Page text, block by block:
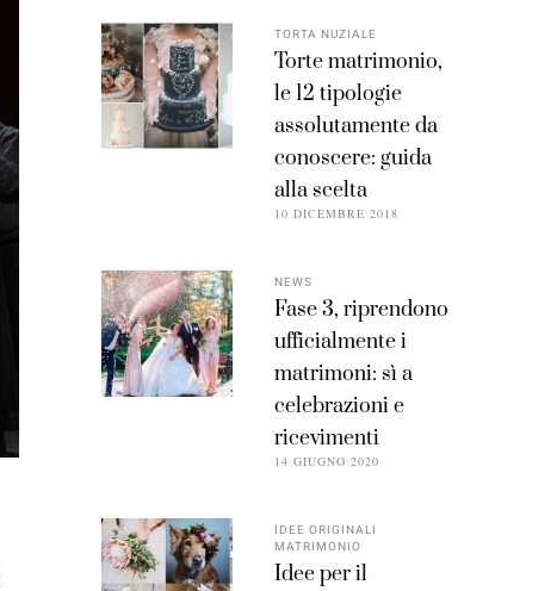
TORTA NUZIALE
Torte matrimonio,
le 12 tipologie
assolutamente da
conoscere: guida
alla scelta
10 DICEMBRE 2018
NEWS
Fase 3, riprendono
ufficialmente i
matrimoni: sì a
celebrazioni e
ricevimenti
14 GIUGNO 2020
IDEE ORIGINALI
MATRIMONIO
Idee per il